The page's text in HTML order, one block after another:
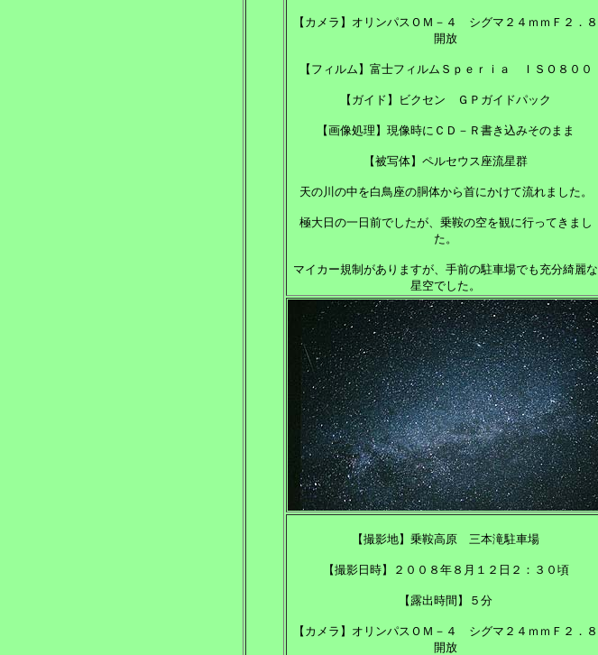
【カメラ】オリンパスＯＭ－４ シグマ２４ｍｍＦ２．８
開放
【フィルム】富士フィルムＳｐｅｒｉａ ＩＳＯ８００
【ガイド】ビクセン ＧＰガイドパック
【画像処理】現像時にＣＤ－Ｒ書き込みそのまま
【被写体】ペルセウス座流星群
天の川の中を白鳥座の胴体から首にかけて流れました。
極大日の一日前でしたが、乗鞍の空を観に行ってきまし
た。
マイカー規制がありますが、手前の駐車場でも充分綺麗な
星空でした。
【撮影地】乗鞍高原 三本滝駐車場
【撮影日時】２００８年８月１２日２：３０頃
【露出時間】５分
【カメラ】オリンパスＯＭ－４ シグマ２４ｍｍＦ２．８
開放